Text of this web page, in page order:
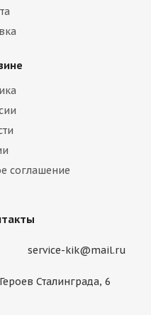
соглашение
service-kik@mail.ru
Сталинграда, 6